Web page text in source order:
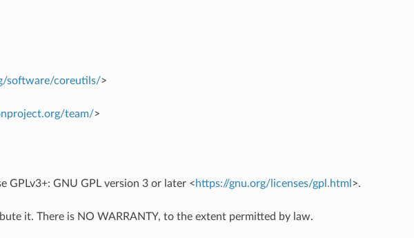
software/coreutils/>
team/>
GPLv3+: GNU GPL version 3 or later <https://gnu.org/licenses/gpl.html>.
it. There is NO WARRANTY, to the extent permitted by law.